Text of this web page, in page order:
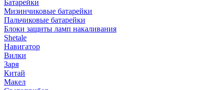
Батарейки
Мизинчиковые батарейки
Пальчиковые батарейки
Блоки защиты ламп накаливания
Shetale
Навигатор
Вилки
Заря
Китай
Макел